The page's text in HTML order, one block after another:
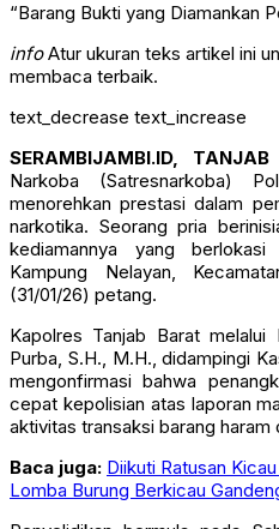
“Barang Bukti yang Diamankan
infoAtur ukuran teks artikel ini
membaca terbaik.
text_decrease text_increase
SERAMBIJAMBI.ID,
Narkoba (Satresnarkoba)
menorehkan prestasi dalam
narkotika. Seorang pria
kediamannya yang
Kampung Nelayan,
(31/01/26) petang.
Kapolres Tanjab Barat
Purba, S.H., M.H., didampingi
mengonfirmasi bahwa
cepat kepolisian atas laporan
aktivitas transaksi barang haram
Baca juga: Diikuti Ratusan
Lomba Burung Berkicau